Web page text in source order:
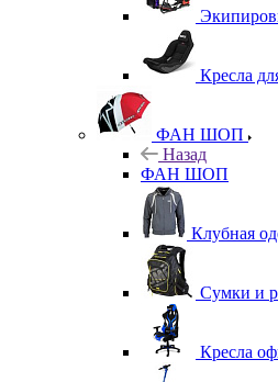
Кресла
ФАН ШОП
Назад
ФАН ШОП
Клубная
Сумки и
Кресла